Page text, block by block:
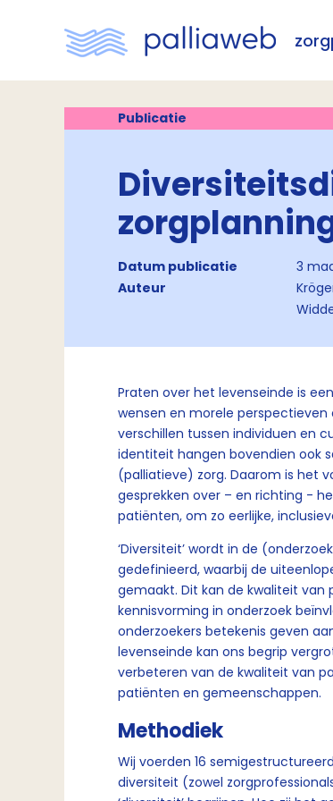
Publicatie
Datum publicatie
3
Auteur
Praten over het levenseinde is
wensen en morele
verschillen tussen individuen en
identiteit hangen bovendien ook
(palliatieve) zorg. Daarom is het
gesprekken over – en richting -
patiënten, om zo eerlijke,
‘Diversiteit’ wordt in de
gedefinieerd, waarbij de
gemaakt. Dit kan de kwaliteit van
kennisvorming in onderzoek
onderzoekers betekenis geven
levenseinde kan ons begrip
verbeteren van de kwaliteit van
patiënten en gemeenschappen.
Methodiek
Wij voerden 16
diversiteit (zowel